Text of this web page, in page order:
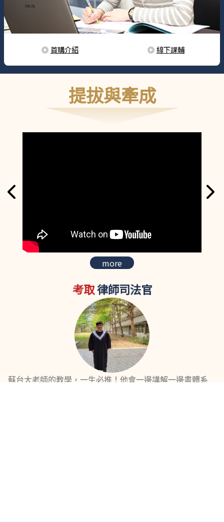
首購介紹 線下課輔
提拔與牽成
more
考取律師司法官
蘇台大老師的教學，一生必推！他會一邊講解一邊畫體系